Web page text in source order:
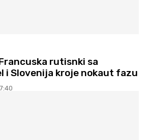
Francuska rutisnki sa
i Slovenija kroje nokaut fazu